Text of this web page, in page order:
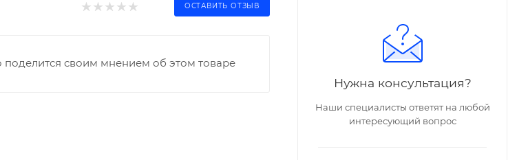
ОСТАВИТЬ ОТЗЫВ
своим мнением об этом товаре
Нужна консультация?
Наши специалисты ответят на любой
интересующий вопрос